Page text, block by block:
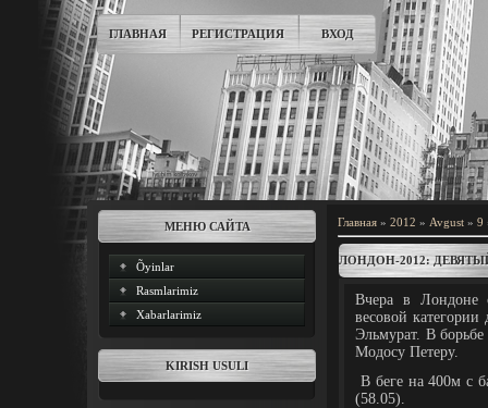
ГЛАВНАЯ РЕГИСТРАЦИЯ ВХОД
МЕНЮ САЙТА
Õyinlar
Rasmlarimiz
Xabarlarimiz
KIRISH USULI
Главная » 2012 » Avgust » 9
ЛОНДОН-2012:
Вчера в Лондоне
весовой
Эльмурат. В
Модосу Петеру.
В беге на 400м с
(58.05).